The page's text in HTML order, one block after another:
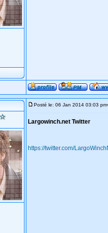
Posté le: 06 Jan 2014 03:03 pm
Largowinch.net Twitter
https://twitter.com/